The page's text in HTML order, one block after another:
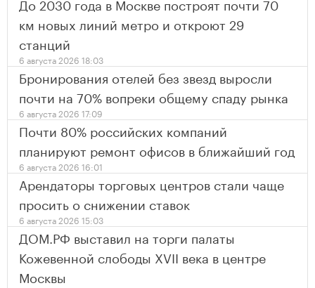
км новых линий метро и откроют 29
станций
6 августа 2026 18:03
Бронирования отелей без звезд выросли
почти на 70% вопреки общему спаду рынка
6 августа 2026 17:09
Почти 80% российских компаний
планируют ремонт офисов в ближайший год
6 августа 2026 16:01
Арендаторы торговых центров стали чаще
просить о снижении ставок
6 августа 2026 15:03
ДОМ.РФ выставил на торги палаты
Кожевенной слободы XVII века в центре
Москвы